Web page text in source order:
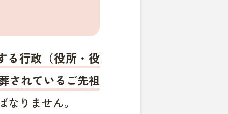
る行政（役所・役
されているご先祖
りません。